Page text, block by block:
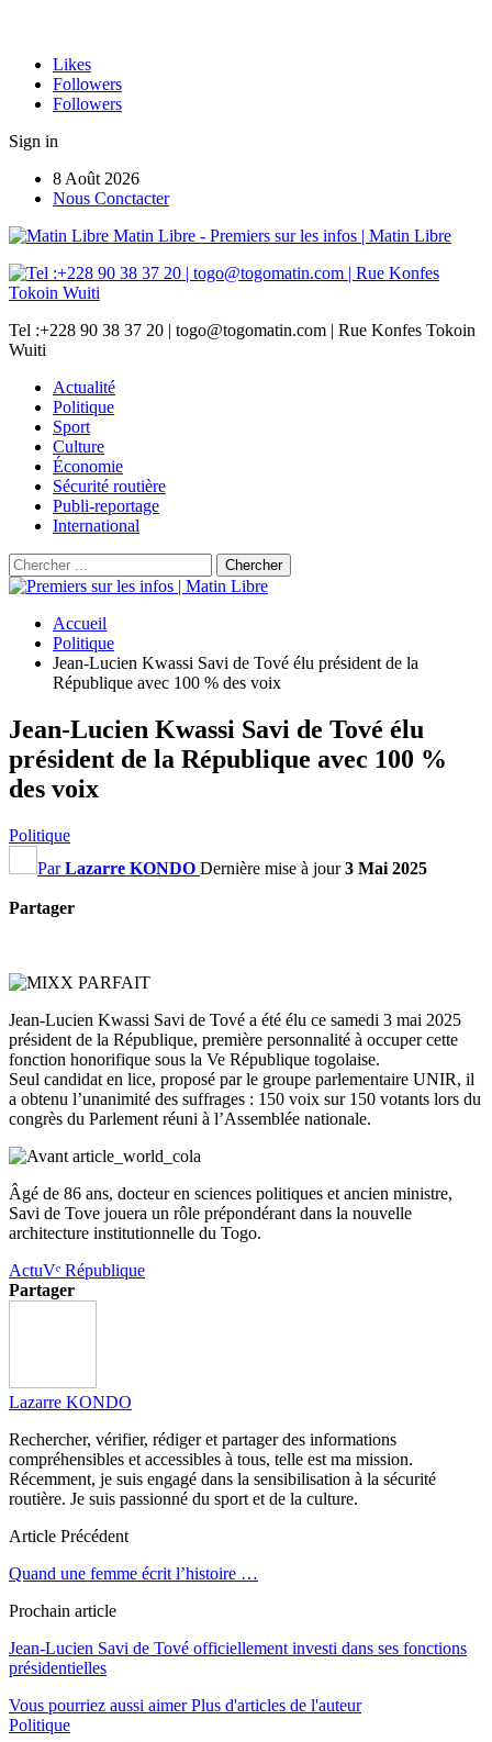
Likes
Followers
Followers
Sign in
8 Août 2026
Nous Conctacter
Matin Libre - Premiers sur les infos | Matin Libre
Tel :+228 90 38 37 20 | togo@togomatin.com | Rue Konfes Tokoin
Wuiti
Actualité
Politique
Sport
Culture
Économie
Sécurité routière
Publi-reportage
International
Accueil
Politique
Jean-Lucien Kwassi Savi de Tové élu président de la
République avec 100 % des voix
Jean-Lucien Kwassi Savi de Tové élu
président de la République avec 100 %
des voix
Politique
ParLazarre KONDO Dernière mise à jour3 Mai 2025
Partager
Jean-Lucien Kwassi Savi de Tové a été élu ce samedi 3 mai 2025
président de la République, première personnalité à occuper cette
fonction honorifique sous la Ve République togolaise.
Seul candidat en lice, proposé par le groupe parlementaire UNIR, il
a obtenu l’unanimité des suffrages : 150 voix sur 150 votants lors du
congrès du Parlement réuni à l’Assemblée nationale.
Âgé de 86 ans, docteur en sciences politiques et ancien ministre,
Savi de Tove jouera un rôle prépondérant dans la nouvelle
architecture institutionnelle du Togo.
ActuVᵉ République
Partager
Lazarre KONDO
Rechercher, vérifier, rédiger et partager des informations
compréhensibles et accessibles à tous, telle est ma mission.
Récemment, je suis engagé dans la sensibilisation à la sécurité
routière. Je suis passionné du sport et de la culture.
Article Précédent
Quand une femme écrit l’histoire …
Prochain article
Jean-Lucien Savi de Tové officiellement investi dans ses fonctions
présidentielles
Vous pourriez aussi aimer Plus d'articles de l'auteur
Politique